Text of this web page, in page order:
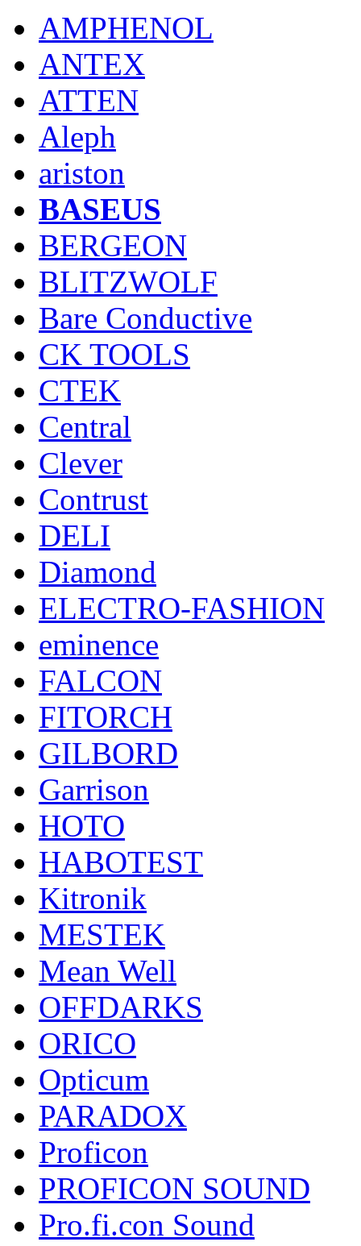
AMPHENOL
ANTEX
ATTEN
Aleph
ariston
BASEUS
BERGEON
BLITZWOLF
Bare Conductive
CK TOOLS
CTEK
Central
Clever
Contrust
DELI
Diamond
ELECTRO-FASHION
eminence
FALCON
FITORCH
GILBORD
Garrison
HOTO
HABOTEST
Kitronik
MESTEK
Mean Well
OFFDARKS
ORICO
Opticum
PARADOX
Proficon
PROFICON SOUND
Pro.fi.con Sound